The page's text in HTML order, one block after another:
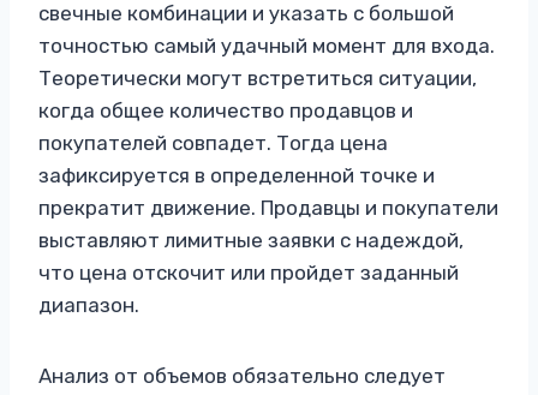
свечные комбинации и указать с большой
точностью самый удачный момент для входа.
Теоретически могут встретиться ситуации,
когда общее количество продавцов и
покупателей совпадет. Тогда цена
зафиксируется в определенной точке и
прекратит движение. Продавцы и покупатели
выставляют лимитные заявки с надеждой,
что цена отскочит или пройдет заданный
диапазон.
Анализ от объемов обязательно следует